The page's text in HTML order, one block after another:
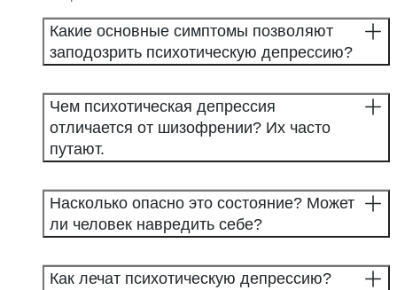
Какие основные симптомы позволяют
заподозрить психотическую депрессию?
Чем психотическая депрессия
отличается от шизофрении? Их часто
путают.
Насколько опасно это состояние? Может
ли человек навредить себе?
Как лечат психотическую депрессию?